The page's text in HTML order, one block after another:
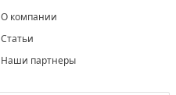
О компании
Статьи
Наши партнеры